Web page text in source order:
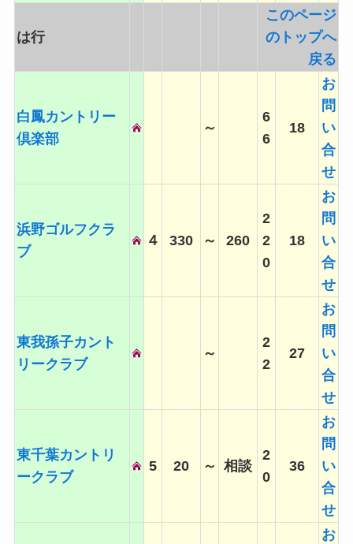
は行
このページ
のトップへ
戻る
白鳳カントリー
倶楽部
～
6
6
18
お
問
い
合
せ
浜野ゴルフクラ
ブ
４ 330 ～ 260
2
2
0
18
お
問
い
合
せ
東我孫子カント
リークラブ
～
2
2
27
お
問
い
合
せ
東千葉カントリ
ークラブ
5 20 ～ 相談
2
0
36
お
問
い
合
せ
お